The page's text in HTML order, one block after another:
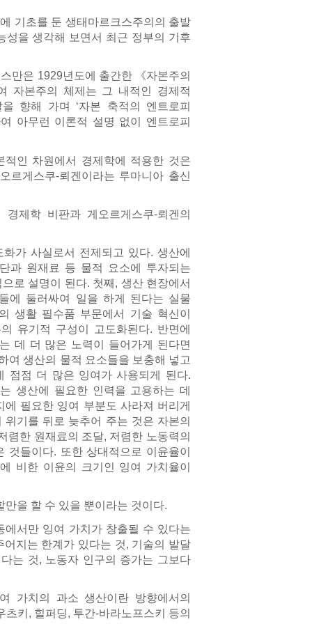
기초를 둔 생태마르크스주의의 출발
성을 생각해 보면서 최근 정부의 기후
만은 1929년도에 출간한 《자본주의
자본주의 체제는 그 내적인 경제적
향해 가며 ‘자본 축적의 엔트로피
아무런 이론적 설명 없이 엔트로피
인 차원에서 경제학에 적용한 것은
게스쿠-뢰겐이라는 루마니아 출신
제학 비판과 게오르게스쿠-뢰겐의
가 사실로서 전제되고 있다. 생산에
과 원재료 등 물적 요소에 투자되는
로 설명이 된다. 첫째, 생산 현장에서
에 둘러싸여 일을 하게 된다는 실물
생활 필수품 부문에서 기술 혁신이
유기적 구성이 고도화된다. 반면에
데 더 많은 노력이 들어가게 된다면
여 생산의 물적 요소들을 보충해 넣고
점점 더 많은 잉여가 사용되게 된다.
생산에 필요한 인력을 고용하는 데
필요한 잉여 부분도 사라져 버리게
기를 뒤로 늦추어 주는 것은 자본의
렴한 원재료의 조달, 저렴한 노동력의
들이다. 또한 상대적으로 이윤율이
비한 이윤의 크기인 잉여 가치율이
을 할 수 있을 뿐이라는 것이다.
서만 잉여 가치가 창출될 수 있다는
지는 한계가 있다는 것, 기술의 발달
는 것, 노동자 인구의 증가는 그보다
가치의 과소 생산이란 방향에서의
키, 힐퍼딩, 투간-바라노프스키 등의